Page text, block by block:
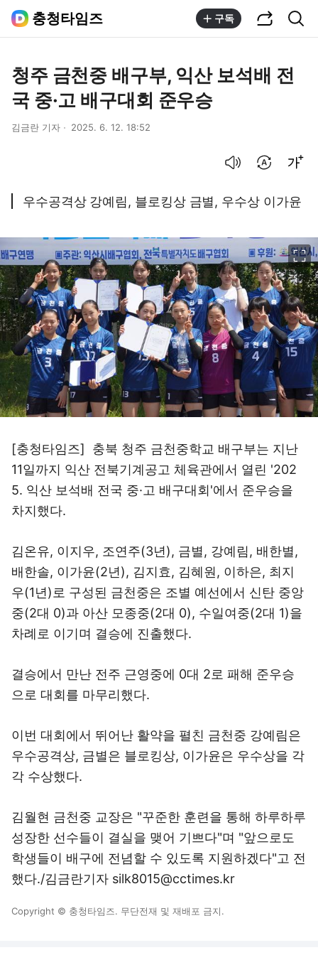
충청타임즈 구독
청주 금천중 배구부, 익산 보석배 전
국 중·고 배구대회 준우승
김금란 기자 2025. 6. 12. 18:52
우수공격상 강예림, 블로킹상 금별, 우수상 이가윤
[충청타임즈] 충북 청주 금천중학교 배구부는 지난
11일까지 익산 전북기계공고 체육관에서 열린 '202
5. 익산 보석배 전국 중·고 배구대회'에서 준우승을
차지했다.
김온유, 이지우, 조연주(3년), 금별, 강예림, 배한별,
배한솔, 이가윤(2년), 김지효, 김혜원, 이하은, 최지
우(1년)로 구성된 금천중은 조별 예선에서 신탄 중앙
중(2대 0)과 아산 모종중(2대 0), 수일여중(2대 1)을
차례로 이기며 결승에 진출했다.
결승에서 만난 전주 근영중에 0대 2로 패해 준우승
으로 대회를 마무리했다.
이번 대회에서 뛰어난 활약을 펼친 금천중 강예림은
우수공격상, 금별은 블로킹상, 이가윤은 우수상을 각
각 수상했다.
김월현 금천중 교장은 "꾸준한 훈련을 통해 하루하루
성장한 선수들이 결실을 맺어 기쁘다"며 "앞으로도
학생들이 배구에 전념할 수 있도록 지원하겠다"고 전
했다./김금란기자 silk8015@cctimes.kr
Copyright © 충청타임즈. 무단전재 및 재배포 금지.